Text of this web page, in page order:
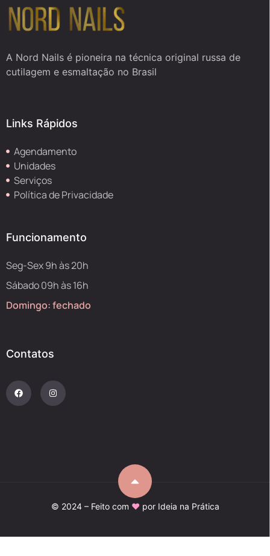
A Nord Nails é pioneira na técnica original russa de
cutilagem e esmaltação no Brasil
Links Rápidos
Agendamento
Unidades
Serviços
Política de Privacidade
Funcionamento
Seg-Sex 9h às 20h
Sábado 09h às 16h
Domingo: fechado
Contatos
© 2024 – Feito com ♥ por Ideia na Prática